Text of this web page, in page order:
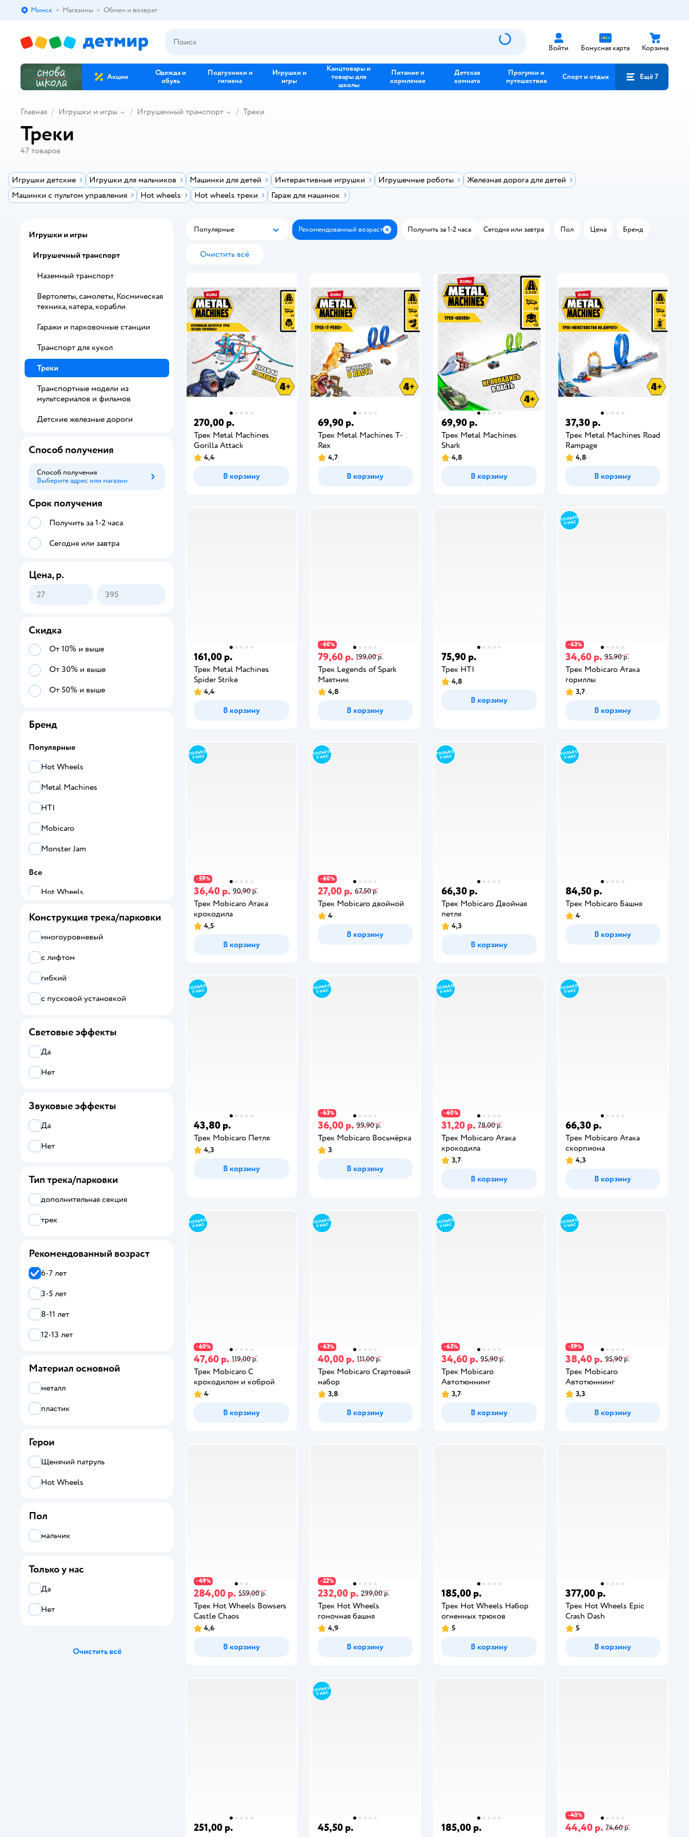
Выбор адреса доставки.
Минск Магазины Обмен и возврат
Войти Бонусная карта Корзина
Акции
Одежда и
обувь
Подгузники и
гигиена
Игрушки и
игры
Канцтовары и
товары для
школы
Питание и
кормление
Детская
комната
Прогулки и
путешествия
Спорт и отдых Ещё 7
Главная Игрушки и игры Игрушечный транспорт Треки
Треки
47 товаров
Игрушки детские Игрушки для мальчиков Машинки для детей Интерактивные игрушки Игрушечные роботы
Железная дорога для детей
Машинки с пультом управления
Hot wheels Hot wheels треки Гараж для машинок
Популярные
Популярные Рекомендованный возраст ЗакрытьПолучить за 1-2 часа Сегодня или завтра Пол Цена Бренд
Очистить всё
270,00 р.
Трек Metal Machines
Gorilla Attack
4,4
В корзину
69,90 р.
Трек Metal Machines T-
Rex
4,7
В корзину
69,90 р.
Трек Metal Machines
Shark
4,8
В корзину
37,30 р.
Трек Metal Machines Road
Rampage
4,8
В корзину
161,00 р.
Трек Metal Machines
Spider Strike
4,4
В корзину
−60%
79,60 р. 199,00 р.
Трек Legends of Spark
Маятник
4,8
В корзину
75,90 р.
Трек HTI
4,8
В корзину
−63%
34,60 р. 95,90 р.
Трек Mobicaro Атака
гориллы
3,7
В корзину
−59%
36,40 р. 90,90 р.
Трек Mobicaro Атака
крокодила
4,5
В корзину
−60%
27,00 р. 67,50 р.
Трек Mobicaro двойной
4
В корзину
66,30 р.
Трек Mobicaro Двойная
петля
4,3
В корзину
84,50 р.
Трек Mobicaro Башня
4
В корзину
43,80 р.
Трек Mobicaro Петля
4,3
В корзину
−63%
36,00 р. 99,90 р.
Трек Mobicaro Восьмёрка
3
В корзину
−60%
31,20 р. 78,00 р.
Трек Mobicaro Атака
крокодила
3,7
В корзину
66,30 р.
Трек Mobicaro Атака
скорпиона
4,3
В корзину
−60%
47,60 р. 119,00 р.
Трек Mobicaro С
крокодилом и коброй
4
В корзину
−63%
40,00 р. 111,00 р.
Трек Mobicaro Стартовый
набор
3,8
В корзину
−63%
34,60 р. 95,90 р.
Трек Mobicaro
Автотюннинг
3,7
В корзину
−59%
38,40 р. 95,90 р.
Трек Mobicaro
Автотюннинг
3,3
В корзину
−49%
284,00 р. 559,00 р.
Трек Hot Wheels Bowsers
Castle Chaos
4,6
В корзину
−22%
232,00 р. 299,00 р.
Трек Hot Wheels
гоночная башня
4,9
В корзину
185,00 р.
Трек Hot Wheels Набор
огненных трюков
5
В корзину
377,00 р.
Трек Hot Wheels Epic
Crash Dash
5
В корзину
251,00 р. 45,50 р. 185,00 р.
−40%
44,40 р. 74,60 р.
Игрушки и игры
Игрушечный транспорт
Наземный транспорт
Вертолеты, самолеты, Космическая
техника, катера, корабли
Гаражи и парковочные станции
Транспорт для кукол
Треки
Транспортные модели из
мультсериалов и фильмов
Детские железные дороги
Способ получения
Способ получения
Выберите адрес или магазин
Способ получения
Срок получения
Получить за 1-2 часа
Сегодня или завтра
Цена, р.
Скидка
От 10% и выше
От 30% и выше
От 50% и выше
Бренд
Популярные
Hot Wheels
Metal Machines
HTI
Mobicaro
Monster Jam
Все
Hot Wheels
Legends of Spark
Metal Machines
Mobicaro
Monster Jam
Щенячий патруль
Конструкция трека/парковки
многоуровневый
с лифтом
гибкий
с пусковой установкой
Световые эффекты
Да
Нет
Звуковые эффекты
Да
Нет
Тип трека/парковки
дополнительная секция
трек
Рекомендованный возраст
6-7 лет
3-5 лет
8-11 лет
12-13 лет
Материал основной
металл
пластик
Герои
Щенячий патруль
Hot Wheels
Пол
мальчик
Только у нас
Да
Нет
Очистить всё